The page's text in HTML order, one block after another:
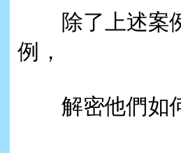
除了上述案例
例，
解密他們如何